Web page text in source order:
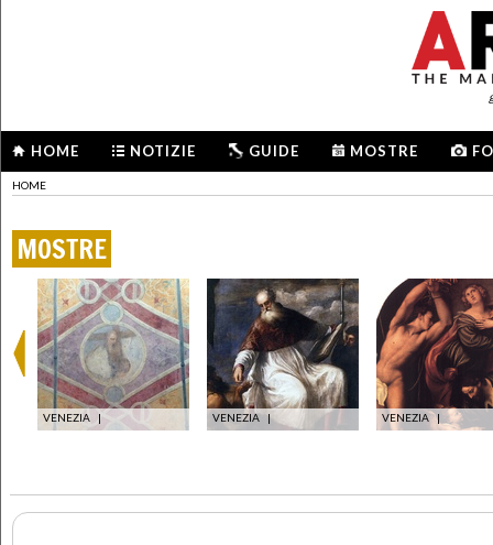
HOME NOTIZIE GUIDE MOSTRE
HOME
MOSTRE
VENEZIA | VENEZIA | VENEZIA |